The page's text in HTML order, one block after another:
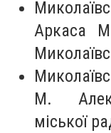
Аркаса
М.
міської